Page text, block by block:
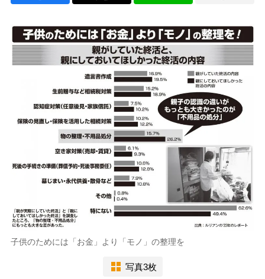
子供のためには「お金」より「モノ」の整理を
写真3枚